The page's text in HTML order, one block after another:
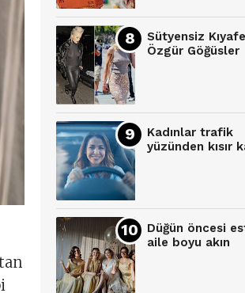
Sütyensiz
Özgür Göğüsler
Kadınlar trafik
yüzünden kısır
Düğün öncesi
aile boyu akın